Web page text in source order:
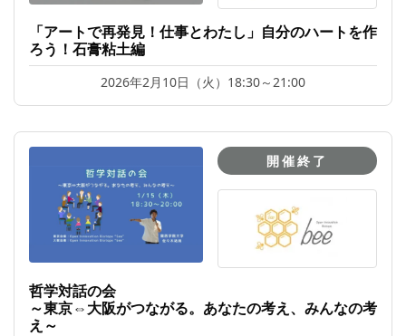
「アートで再発見！仕事とわたし」自分のハートを作
ろう！石膏粘土編
2026年2月10日（火）18:30～21:00
開催終了
哲学対話の会
～東京⇔大阪がつながる。あなたの考え、みんなの考
え～